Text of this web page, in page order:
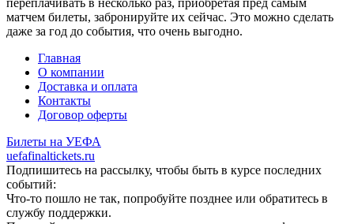
матчем билеты, забронируйте их сейчас. Это можно сделать
даже за год до события, что очень выгодно.
Главная
О компании
Доставка и оплата
Контакты
Договор оферты
Билеты на УЕФА
uefafinaltickets.ru
Подпишитесь на рассылку, чтобы быть в курсе последних
событий:
Что-то пошло не так, попробуйте позднее или обратитесь в
службу поддержки.